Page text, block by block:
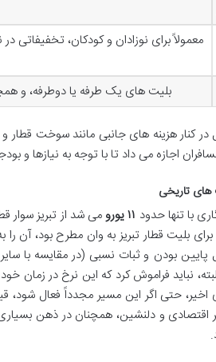
معمولاً برای نوزادان و کودکان، تخفیفاتی
بلیت های یک طرفه یا دوطرفه، و
در کنار هزینه های جانبی مانند سوخت
اجازه می داد تا با توجه به نیازها و
تاریخی
با تنها حدود ۱۱ یورو
می شد از تبریز سوار
بلیت قطار تبریز به وان مطرح بود، آن را
پایین بودن و ثبات نسبی (در مقایسه با
نباید فراموش کرد که این نرخ در زمان
اخیر، حتی اگر این مسیر مجدداً فعال شود،
اقتصادی و دلنشین، همچنان در ذهن